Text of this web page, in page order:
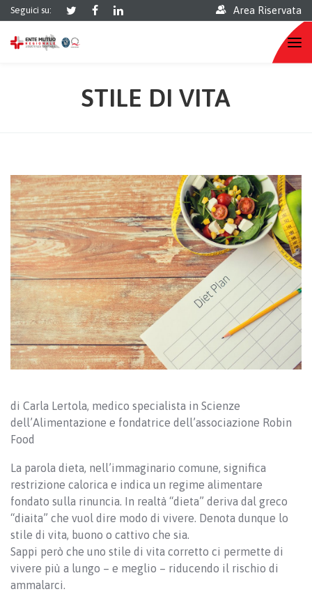
Seguici su: Area Riservata
STILE DI VITA
di Carla Lertola, medico specialista in Scienze
dell’Alimentazione e fondatrice dell’associazione Robin
Food
La parola dieta, nell’immaginario comune, significa
restrizione calorica e indica un regime alimentare
fondato sulla rinuncia. In realtà “dieta” deriva dal greco
“diaita” che vuol dire modo di vivere. Denota dunque lo
stile di vita, buono o cattivo che sia.
Sappi però che uno stile di vita corretto ci permette di
vivere più a lungo – e meglio – riducendo il rischio di
ammalarci.